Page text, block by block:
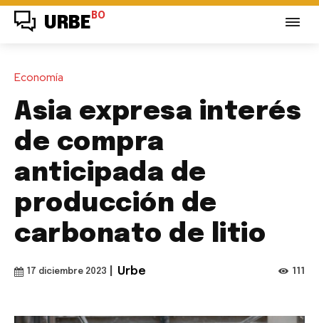
URBE BO
Economía
Asia expresa interés
de compra
anticipada de
producción de
carbonato de litio
17 diciembre 2023 Urbe 111